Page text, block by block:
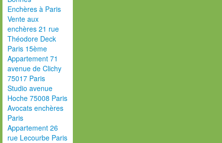
Enchères à Paris
Vente aux
enchères 21 rue
Théodore Deck
Paris 15ème
Appartement 71
avenue de Clichy
75017 Paris
Studio avenue
Hoche 75008 Paris
Avocats enchères
Paris
Appartement 26
rue Lecourbe Paris